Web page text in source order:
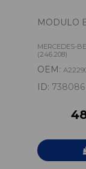
MODULO
MERCEDES-
(246.208)
OEM:
ID: 738086